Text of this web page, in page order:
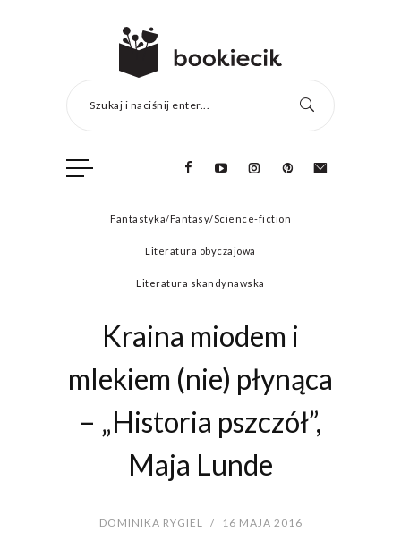
Szukaj i naciśnij enter...
Fantastyka/Fantasy/Science-fiction
Literatura obyczajowa
Literatura skandynawska
Kraina miodem i
mlekiem (nie) płynąca
– „Historia pszczół”,
Maja Lunde
DOMINIKA RYGIEL / 16 MAJA 2016